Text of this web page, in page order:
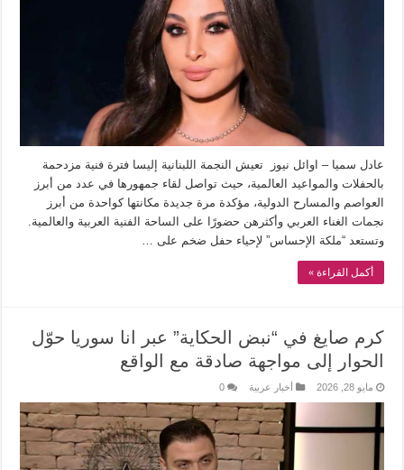
عادل سميا – اوائل نيوز تعيش النجمة اللبنانية إليسا فترة فنية مزدحمة
بالحفلات والمواعيد العالمية، حيث تواصل لقاء جمهورها في عدد من أبرز
العواصم والمسارح الدولية، مؤكدة مرة جديدة مكانتها كواحدة من أبرز
نجمات الغناء العربي وأكثرهن حضورًا على الساحة الفنية العربية والعالمية.
وتستعد “ملكة الإحساس” لإحياء حفل ضخم على …
أكمل القراءة »
كرم صايغ في “نبض الحكاية” عبر انا سوريا حوّل
الحوار إلى مواجهة صادقة مع الواقع
مايو 28, 2026 أخبار عربية 0